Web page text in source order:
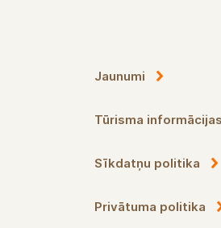
Jaunumi
Tūrisma
Sīkdatņu politika
Privātuma politika